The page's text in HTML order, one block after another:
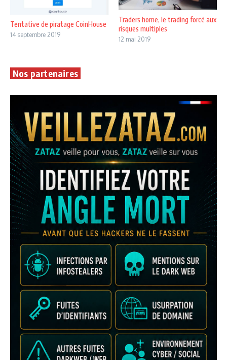
Tentative de piratage CoinHouse
14 septembre 2019
Traders home, le trading forcé aux
risques multiples
12 mai 2019
Nos partenaires